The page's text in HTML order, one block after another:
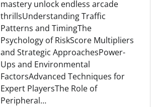
mastery unlock endless arcade
thrillsUnderstanding Traffic
Patterns and TimingThe
Psychology of RiskScore Multipliers
and Strategic ApproachesPower-
Ups and Environmental
FactorsAdvanced Techniques for
Expert PlayersThe Role of
Peripheral…